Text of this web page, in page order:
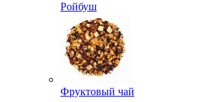
Ройбуш
Фруктовый чай